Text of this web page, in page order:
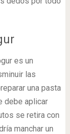
es un
las
una pasta
debe aplicar
se retira con
manchar un